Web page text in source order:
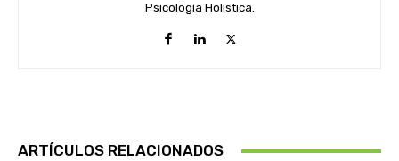
Psicología Holística.
ARTÍCULOS RELACIONADOS